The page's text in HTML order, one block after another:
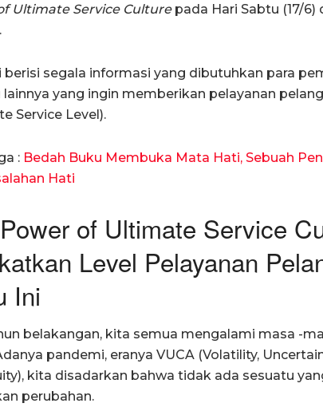
Ultimate Service Culture pada Hari Sabtu (17/
berisi segala informasi yang dibutuhkan para
lainnya yang ingin memberikan pelayanan
Service Level).
: Bedah Buku Membuka Mata Hati, Sebuah
Hati
of Ultimate Service
Level Pelayanan
Ini
belakangan, kita semua mengalami masa -
pandemi, eranya VUCA (Volatility,
kita disadarkan bahwa tidak ada sesuatu
perubahan.